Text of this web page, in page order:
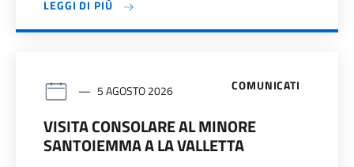
LEGGI DI PIÙ
COMUNICATI
5 AGOSTO 2026
VISITA CONSOLARE AL MINORE
SANTOIEMMA A LA VALLETTA